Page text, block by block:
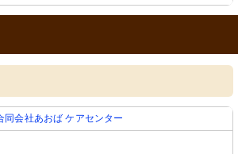
同会社あおば ケアセンター